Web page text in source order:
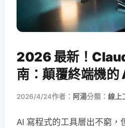
2026 最新！
南：顛覆終端機的
2026/4/24作者： 阿湯分類： 線上
AI 寫程式的工具層出不窮